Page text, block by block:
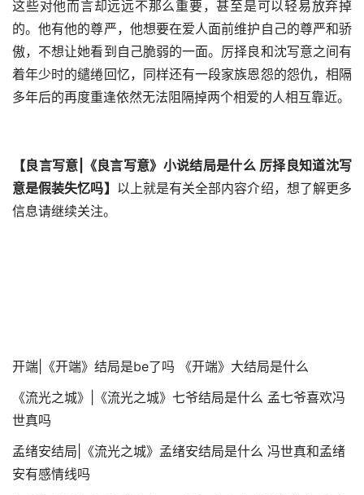
这些对他而言却远远不那么重要，甚至是可以轻易放弃掉
的。他有他的尊严，他想要在爱人面前维护自己的尊严和骄
傲，不想让她看到自己脆弱的一面。厉择良和沈写意之间有
着年少时的缱绻回忆，同样还有一段家族恩怨的怨仇，相隔
多年后的再度重逢依然无法阻隔掉两个相爱的人相互靠近。
【良言写意|《良言写意》小说结局是什么 厉择良知道沈写
意是假装失忆吗】 以上就是有关全部内容介绍，想了解更多
信息请继续关注。
开端|《开端》结局是be了吗 《开端》大结局是什么
《流光之城》|《流光之城》七爷结局是什么 孟七爷喜欢冯
世真吗
孟绪安结局|《流光之城》孟绪安结局是什么 冯世真和孟绪
安有感情线吗